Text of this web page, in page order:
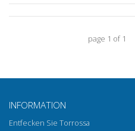
page 1 of 1
INFORMATION
Entfecken Sie Torrossa